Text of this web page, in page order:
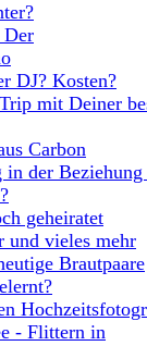
Der
DJ? Kosten?
mit Deiner
Carbon
in der
geheiratet
und vieles mehr
Brautpaare
- Flittern in